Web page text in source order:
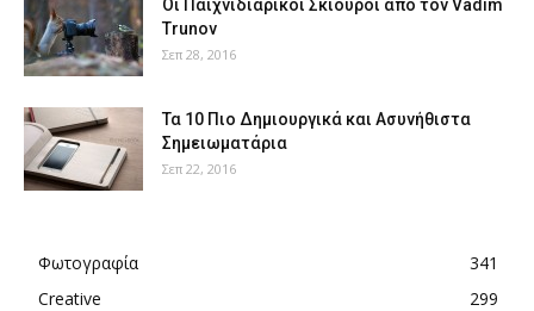
Οι Παιχνιδιάρικοι Σκίουροι από τον Vadim
Trunov
Σεπ 28, 2016
Τα 10 Πιο Δημιουργικά και Ασυνήθιστα
Σημειωματάρια
Σεπ 22, 2016
Φωτογραφία
341
Creative
299